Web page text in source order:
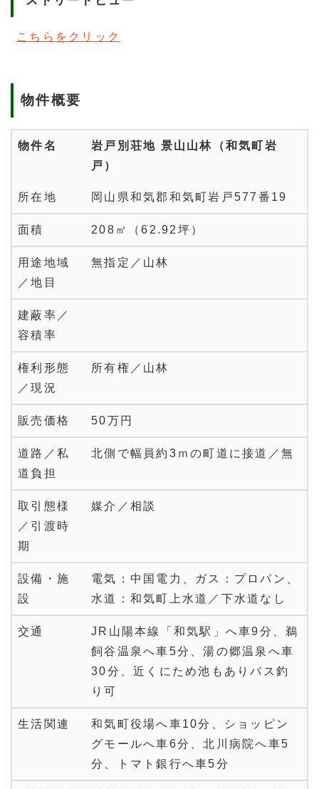
こちらをクリック
物件概要
物件名
岩戸別荘地 景山山林（和気町岩
戸）
所在地 岡山県和気郡和気町岩戸577番19
面積 208㎡（62.92坪）
用途地域
／地目
無指定／山林
建蔽率／
容積率
権利形態
／現況
所有権／山林
販売価格 50万円
道路／私
道負担
北側で幅員約3ｍの町道に接道／無
取引態様
／引渡時
期
媒介／相談
設備・施
設
電気：中国電力、ガス：プロパン、
水道：和気町上水道／下水道なし
交通
JR山陽本線「和気駅」へ車9分、鵜
飼谷温泉へ車5分、湯の郷温泉へ車
30分、近くにため池もありバス釣
り可
生活関連
和気町役場へ車10分、ショッピン
グモールへ車6分、北川病院へ車5
分、トマト銀行へ車5分